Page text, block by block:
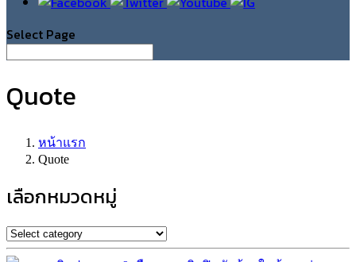
Select Page
Quote
หน้าแรก
Quote
เลือกหมวดหมู่